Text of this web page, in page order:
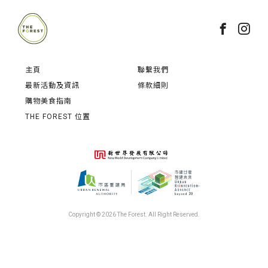
主頁
最新活動及資訊
購物美食指南
THE FOREST 位置
聯繫我們
條款細則
Copyright © 2026 The Forest. All Right Reserved.